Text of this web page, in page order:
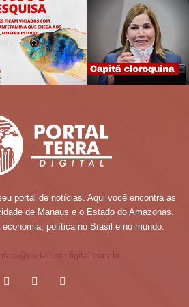
portal de notícias. Aqui você encontra as
de Manaus e o Estado do Amazonas.
economia, política no Brasil e no mundo.